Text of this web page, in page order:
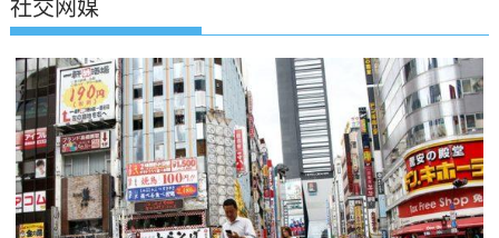
社交网媒